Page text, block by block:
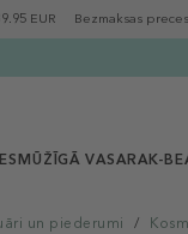
EUR Bezmaksas
MŪŽĪGĀ VASARAK-
un piederumi /